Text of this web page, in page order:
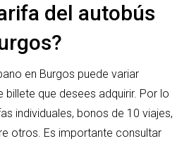
del autobús
en Burgos puede variar
billete que desees adquirir. Por lo
individuales, bonos de 10 viajes,
otros. Es importante consultar